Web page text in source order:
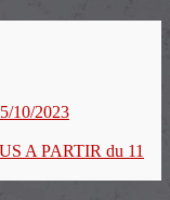
10/2023
A PARTIR du 11